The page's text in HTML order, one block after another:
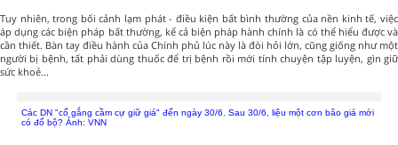
Tuy nhiên, trong bối cảnh lạm phát - điều kiện bất bình thường của nền kinh tế, việc
áp dụng các biện pháp bất thường, kể cả biện pháp hành chính là có thể hiểu được và
cần thiết. Bàn tay điều hành của Chính phủ lúc này là đòi hỏi lớn, cũng giống như một
người bị bệnh, tất phải dùng thuốc để trị bệnh rồi mới tính chuyện tập luyện, gìn giữ
sức khoẻ...
Các DN "cố gắng cầm cự giữ giá" đến ngày 30/6. Sau 30/6, liệu một cơn bão giá mới
có đổ bộ? Ảnh: VNN